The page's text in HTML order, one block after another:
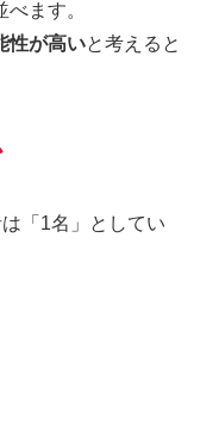
ます。
性が高いと考えると
「1名」としてい